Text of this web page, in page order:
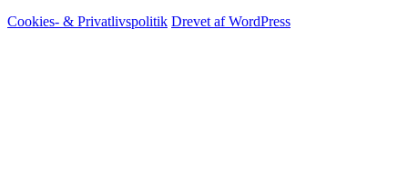
Cookies- & Privatlivspolitik Drevet af WordPress